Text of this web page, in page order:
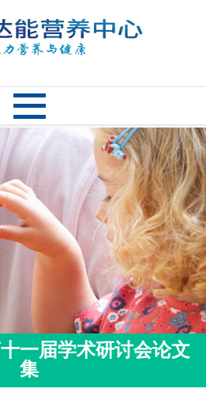
一届学术研讨会论文
集